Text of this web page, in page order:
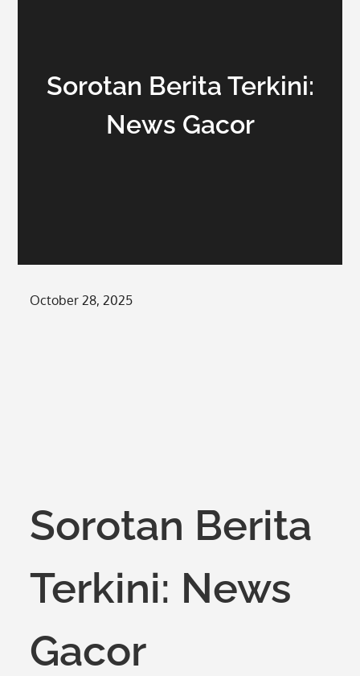
Sorotan Berita Terkini:
News Gacor
Posted
October 28, 2025
Sorotan Berita
Terkini: News
Gacor